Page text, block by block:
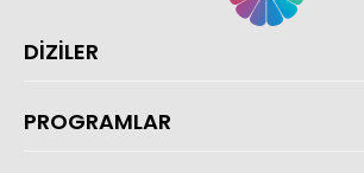
DİZİLER
PROGRAMLAR